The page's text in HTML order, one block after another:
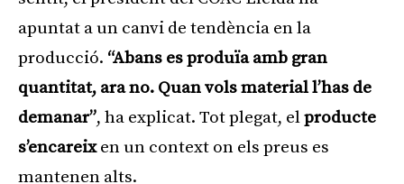
apuntat a un canvi de tendència en la
producció. “Abans es produïa amb gran
quantitat, ara no. Quan vols material l’has de
demanar”, ha explicat. Tot plegat, elproducte
s’encareixen un context on els preus es
mantenen alts.